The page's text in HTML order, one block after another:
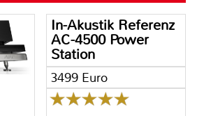
In-Akustik Referenz
AC-4500 Power
Station
3499 Euro